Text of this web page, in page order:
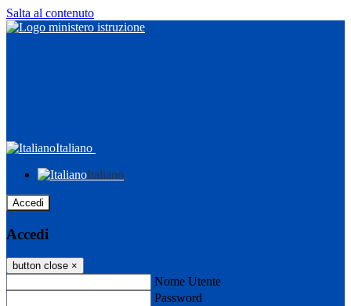
Salta al contenuto
Italiano
Italiano
Accedi
Accedi
button close ×
Nome Utente
Password